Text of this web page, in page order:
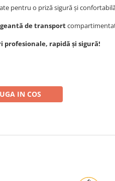
pentru o priză sigură și
geantă de transport
rapidă și sigură!
IN COS